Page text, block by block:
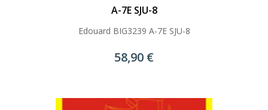
A-7E SJU-8
Edouard BIG3239 A-7E SJU-8
58,90 €